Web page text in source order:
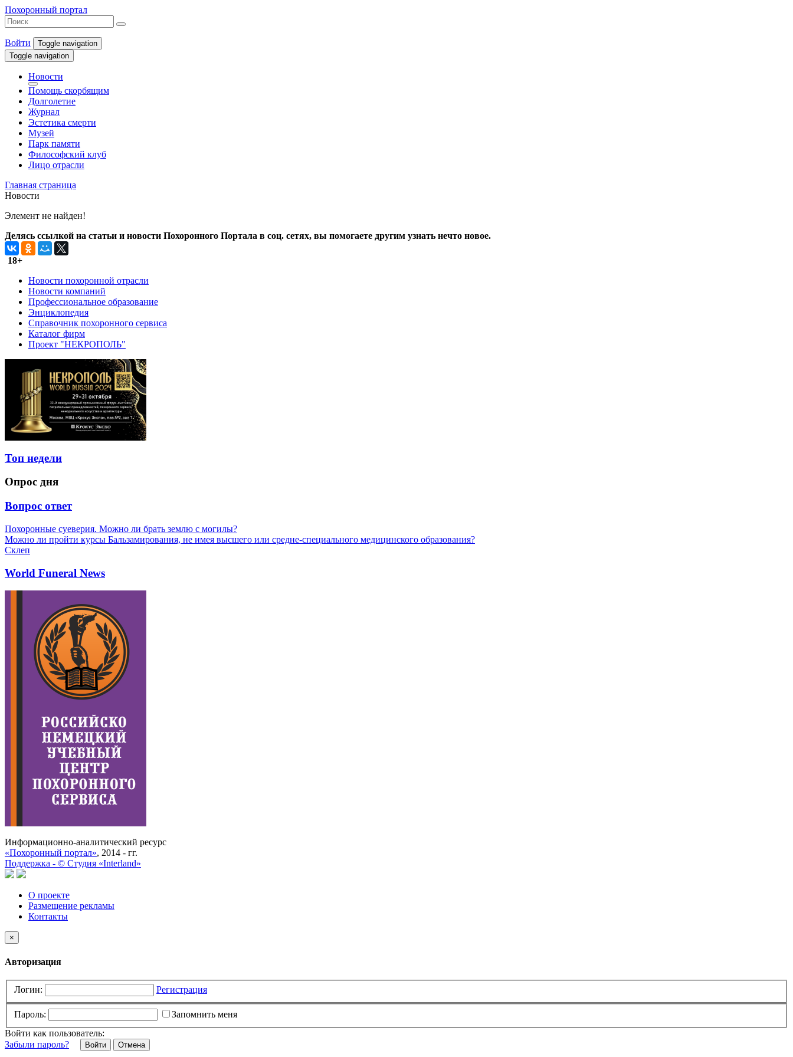
Похоронный портал
Войти
Toggle navigation
Toggle navigation
Новости
Помощь скорбящим
Долголетие
Журнал
Эстетика смерти
Музей
Парк памяти
Философский клуб
Лицо отрасли
Главная страница
Новости
Элемент не найден!
Делясь ссылкой на статьи и новости Похоронного Портала в соц. сетях, вы помогаете другим узнать нечто новое.
18+
Новости похоронной отрасли
Новости компаний
Профессиональное образование
Энциклопедия
Справочник похоронного сервиса
Каталог фирм
Проект "НЕКРОПОЛЬ"
Топ недели
Опрос дня
Вопрос ответ
Похоронные суеверия. Можно ли брать землю с могилы?
Можно ли пройти курсы Бальзамирования, не имея высшего или средне-специального медицинского образования?
Склеп
World Funeral News
Информационно-аналитический ресурс
«Похоронный портал», 2014 - гг.
Поддержка - © Cтудия «Interland»
О проекте
Размещение рекламы
Контакты
×
Авторизация
Логин: Регистрация
Пароль:
Запомнить меня
Войти как пользователь:
Забыли пароль?
Отмена